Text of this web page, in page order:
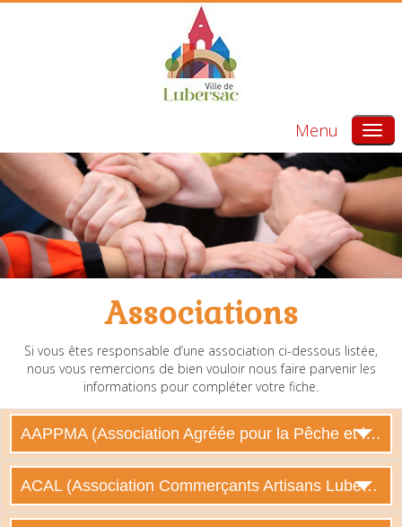
Menu
Associations
Si vous êtes responsable d’une association ci-dessous listée,
nous vous remercions de bien vouloir nous faire parvenir les
informations pour compléter votre fiche.
AAPPMA (Association Agréée pour la Pêche et la Protection du Milieu Aquatique)
ACAL (Association Commerçants Artisans Lubersac)